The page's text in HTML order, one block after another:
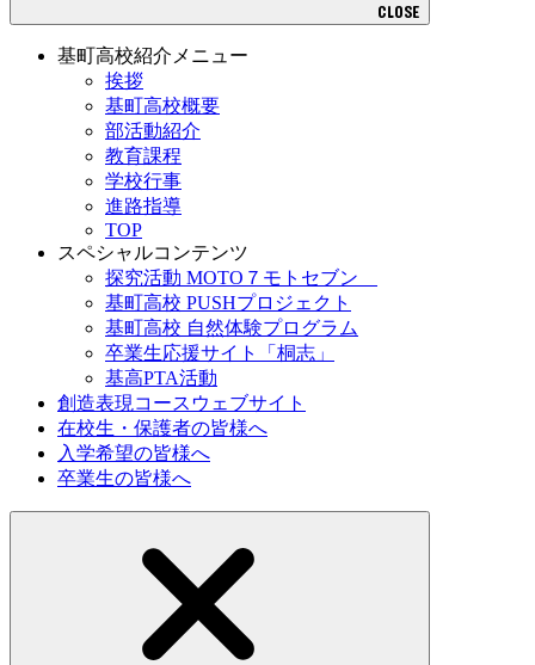
CLOSE
基町高校紹介メニュー
挨拶
基町高校概要
部活動紹介
教育課程
学校行事
進路指導
TOP
スペシャルコンテンツ
探究活動 MOTO７モトセブン
基町高校 PUSHプロジェクト
基町高校 自然体験プログラム
卒業生応援サイト「桐志」
基高PTA活動
創造表現コースウェブサイト
在校生・保護者の皆様へ
入学希望の皆様へ
卒業生の皆様へ